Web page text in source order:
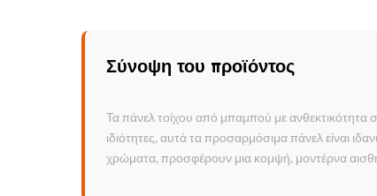
Σύνοψη του προϊόντος
Τα πάνελ τοίχου από μπαμπού με ανθεκτικότητα
ιδιότητες, αυτά τα προσαρμόσιμα πάνελ είναι
χρώματα, προσφέρουν μια κομψή, μοντέρνα